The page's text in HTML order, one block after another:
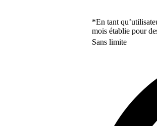
*En tant
mois établie pour
Sans limite